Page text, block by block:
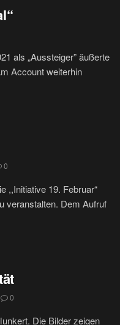
als „Aussteiger” äußerte
Account weiterhin
0
,,Initiative 19. Februar“
veranstalten. Dem Aufruf
0
Die Bilder zeigen